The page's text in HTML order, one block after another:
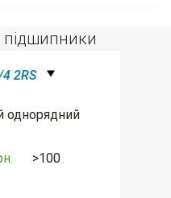
підшипники
2RS
однорядний
>100